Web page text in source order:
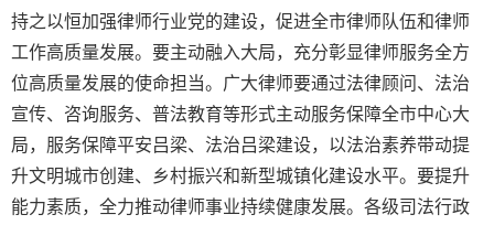
持之以恒加强律师行业党的建设，促进全市律师队伍和律师
工作高质量发展。要主动融入大局，充分彰显律师服务全方
位高质量发展的使命担当。广大律师要通过法律顾问、法治
宣传、咨询服务、普法教育等形式主动服务保障全市中心大
局，服务保障平安吕梁、法治吕梁建设，以法治素养带动提
升文明城市创建、乡村振兴和新型城镇化建设水平。要提升
能力素质，全力推动律师事业持续健康发展。各级司法行政